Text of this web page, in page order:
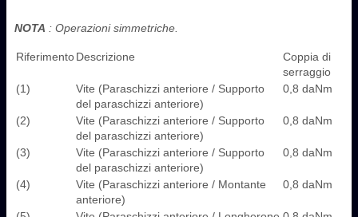
NOTA : Operazioni simmetriche.
RiferimentoDescrizione
Coppia di
serraggio
(1)
Vite (Paraschizzi anteriore / Supporto
del paraschizzi anteriore)
0,8 daNm
(2)
Vite (Paraschizzi anteriore / Supporto
del paraschizzi anteriore)
0,8 daNm
(3)
Vite (Paraschizzi anteriore / Supporto
del paraschizzi anteriore)
0,8 daNm
(4)
Vite (Paraschizzi anteriore / Montante
anteriore)
0,8 daNm